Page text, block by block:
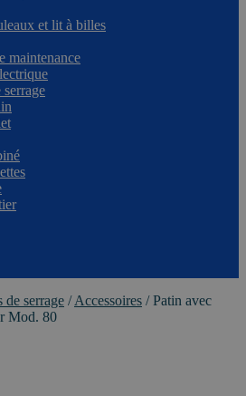
et lit à billes
maintenance
de serrage /Accessoires /Patin avec
Mod. 80